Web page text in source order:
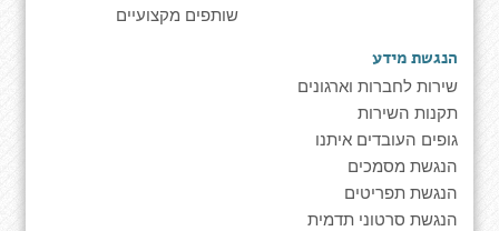
שותפים מקצועיים
הנגשת מידע
שירות לחברות וארגונים
תקנות השירות
גופים העובדים איתנו
הנגשת מסמכים
הנגשת תפריטים
הנגשת סרטוני תדמית